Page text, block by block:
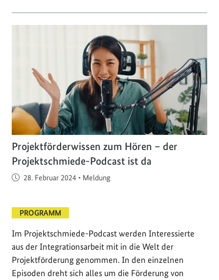
Projektförderwissen zum Hören – der
Projektschmiede-Podcast ist da
Veröffentlicht am
28. Februar 2024 • Meldung
PROGRAMM
Im Projektschmiede-Podcast werden Interessierte
aus der Integrationsarbeit mit in die Welt der
Projektförderung genommen. In den einzelnen
Episoden dreht sich alles um die Förderung von